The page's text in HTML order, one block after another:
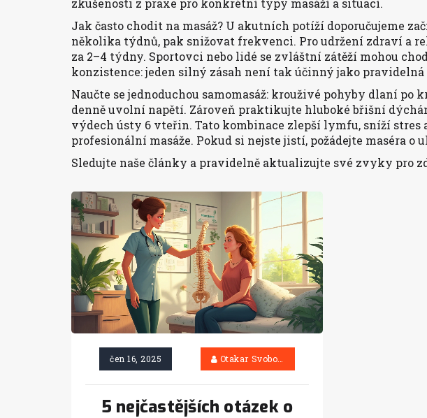
zkušenosti z praxe pro konkrétní typy masáží a situací.
Jak často chodit na masáž? U akutních potíží doporučujeme
několika týdnů, pak snižovat frekvenci. Pro udržení zdraví a
za 2–4 týdny. Sportovci nebo lidé se zvláštní zátěží mohou
konzistence: jeden silný zásah není tak účinný jako pravidelná
Naučte se jednoduchou samomasáž: krouživé pohyby dlaní po
denně uvolní napětí. Zároveň praktikujte hluboké břišní
výdech ústy 6 vteřin. Tato kombinace zlepší lymfu, sníží stres
profesionální masáže. Pokud si nejste jistí, požádejte maséra o
Sledujte naše články a pravidelně aktualizujte své zvyky pro
čen 16, 2025 Otakar Svoboda
5 nejčastějších otázek o